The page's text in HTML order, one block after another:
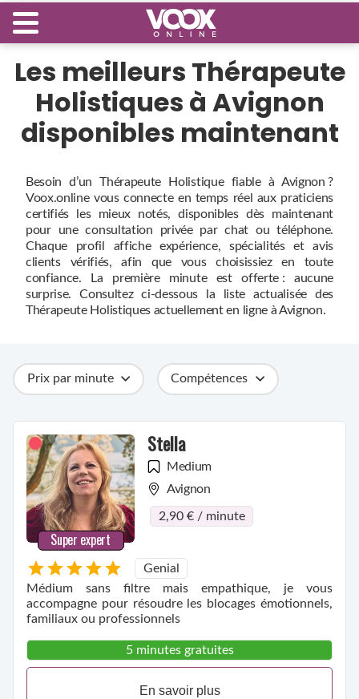
Les meilleurs Thérapeute
Holistiques à Avignon
disponibles maintenant
Besoin d’un Thérapeute Holistique fiable à Avignon ?
Voox.online vous connecte en temps réel aux praticiens
certifiés les mieux notés, disponibles dès maintenant
pour une consultation privée par chat ou téléphone.
Chaque profil affiche expérience, spécialités et avis
clients vérifiés, afin que vous choisissiez en toute
confiance. La première minute est offerte : aucune
surprise. Consultez ci‑dessous la liste actualisée des
Thérapeute Holistiques actuellement en ligne à Avignon.
Prix par minute
Catégories
Métiers
Compétences
Super expert
Stella
Medium
Avignon
2,90 € / minute
Genial
Médium sans filtre mais empathique, je vous
accompagne pour résoudre les blocages émotionnels,
familiaux ou professionnels
5 minutes gratuites
En savoir plus